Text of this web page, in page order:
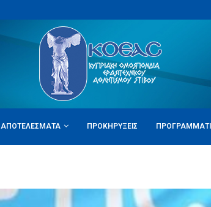
ΑΠΟΤΕΛΈΣΜΑΤΑ ΠΡΟΚΗΡΎΞΕΙΣ